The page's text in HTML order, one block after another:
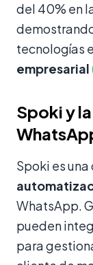
del 40% en
tecnologías
empresarial
Spoki y
Spoki es
WhatsApp.
pueden
para